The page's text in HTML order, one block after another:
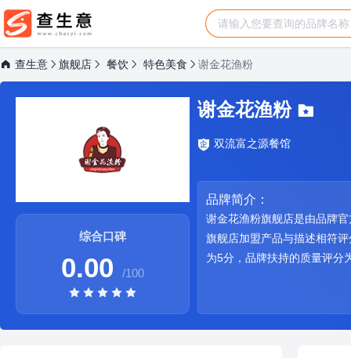
查生意 旗舰店 餐饮 特色美食 谢金花渔粉
综合口碑
0.00 /100
谢金花渔粉
双流富之源餐馆
品牌简介：
谢金花渔粉旗舰店是由品牌
旗舰店加盟产品与描述相符
为5分，品牌扶持的质量评分